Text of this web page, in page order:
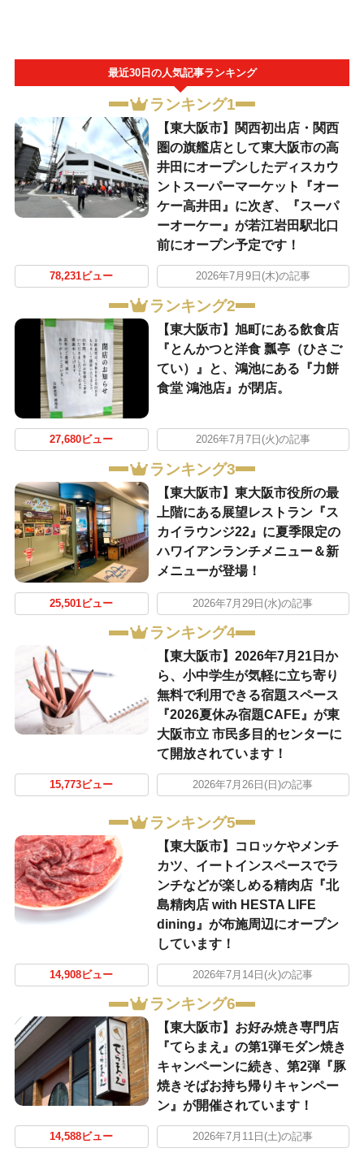
最近30日の人気記事ランキング
ランキング1
【東大阪市】関西初出店・関西
圏の旗艦店として東大阪市の高
井田にオープンしたディスカウ
ントスーパーマーケット『オー
ケー高井田』に次ぎ、『スーパ
ーオーケー』が若江岩田駅北口
前にオープン予定です！
78,231ビュー 2026年7月9日(木)の記事
ランキング2
【東大阪市】旭町にある飲食店
『とんかつと洋食 瓢亭（ひさご
てい）』と、鴻池にある『力餅
食堂 鴻池店』が閉店。
27,680ビュー 2026年7月7日(火)の記事
ランキング3
【東大阪市】東大阪市役所の最
上階にある展望レストラン『ス
カイラウンジ22』に夏季限定の
ハワイアンランチメニュー＆新
メニューが登場！
25,501ビュー 2026年7月29日(水)の記事
ランキング4
【東大阪市】2026年7月21日か
ら、小中学生が気軽に立ち寄り
無料で利用できる宿題スペース
『2026夏休み宿題CAFE』が東
大阪市立 市民多目的センターに
て開放されています！
15,773ビュー 2026年7月26日(日)の記事
ランキング5
【東大阪市】コロッケやメンチ
カツ、イートインスペースでラ
ンチなどが楽しめる精肉店『北
島精肉店 with HESTA LIFE
dining』が布施周辺にオープン
しています！
14,908ビュー 2026年7月14日(火)の記事
ランキング6
【東大阪市】お好み焼き専門店
『てらまえ』の第1弾モダン焼き
キャンペーンに続き、第2弾『豚
焼きそばお持ち帰りキャンペー
ン』が開催されています！
14,588ビュー 2026年7月11日(土)の記事